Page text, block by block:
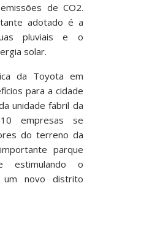
de CO2.
adotado é a
pluviais e o
solar.
da Toyota em
para a cidade
unidade fabril da
empresas se
do terreno da
parque
estimulando o
um novo distrito